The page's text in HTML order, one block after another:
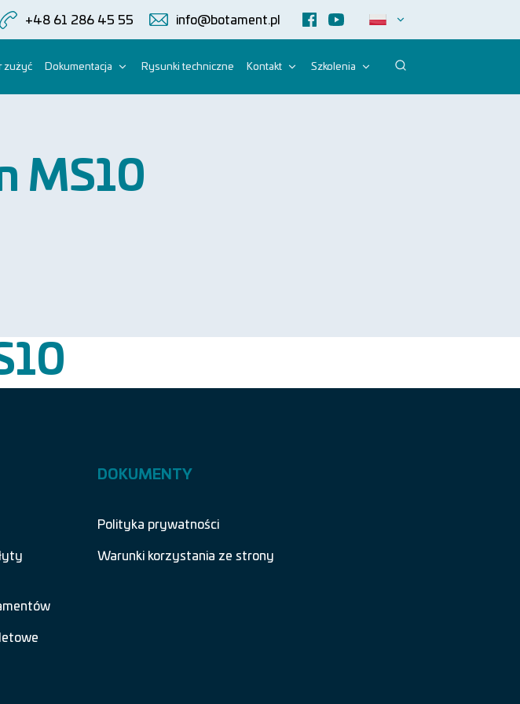
+48 61 286 45 55 info@botament.pl
zużyć Dokumentacja Rysunki techniczne Kontakt Szkolenia
MS10
DOKUMENTY
Polityka prywatności
Warunki korzystania ze strony